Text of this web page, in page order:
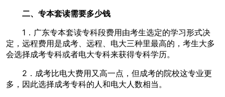
二、专本套读需要多少钱
1．广东专本套读专科段费用由考生选定的学习形式决
定，远程费用是成考、远程、电大三种里最高的，考生大多
会选择成考专科或者电大专科来获得专科学历。
2．成考比电大费用又高一点，但成考的院校这专业更
多，因此选择成考专科的人和电大人数相当。